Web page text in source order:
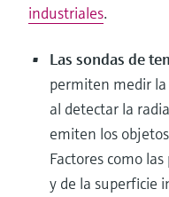
industriales.
Las sondas de
permiten medir
al detectar la
emiten los
Factores como
y de la superficie